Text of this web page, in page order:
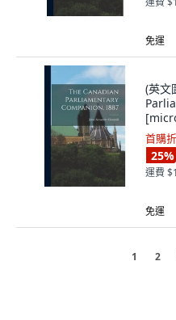
免運
(英文
首購
25%
運費
免運
1 2